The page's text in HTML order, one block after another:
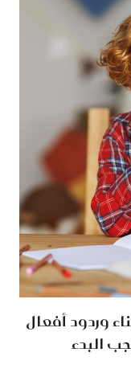
وردود أفعال
البدء